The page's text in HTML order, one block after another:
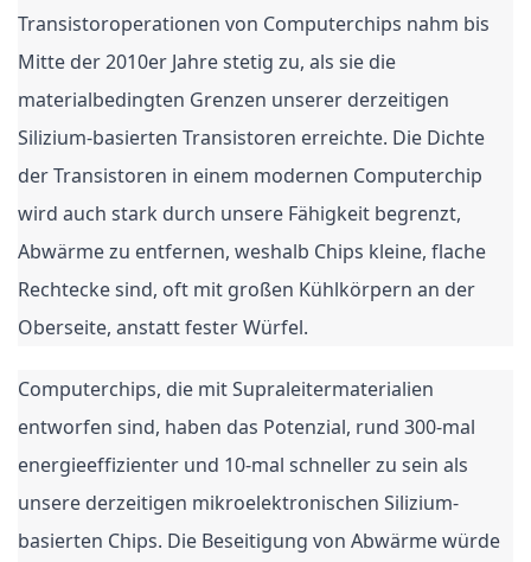
Transistoroperationen von Computerchips nahm bis
Mitte der 2010er Jahre stetig zu, als sie die
materialbedingten Grenzen unserer derzeitigen
Silizium-basierten Transistoren erreichte. Die Dichte
der Transistoren in einem modernen Computerchip
wird auch stark durch unsere Fähigkeit begrenzt,
Abwärme zu entfernen, weshalb Chips kleine, flache
Rechtecke sind, oft mit großen Kühlkörpern an der
Oberseite, anstatt fester Würfel.
Computerchips, die mit Supraleitermaterialien
entworfen sind, haben das Potenzial, rund 300-mal
energieeffizienter und 10-mal schneller zu sein als
unsere derzeitigen mikroelektronischen Silizium-
basierten Chips. Die Beseitigung von Abwärme würde